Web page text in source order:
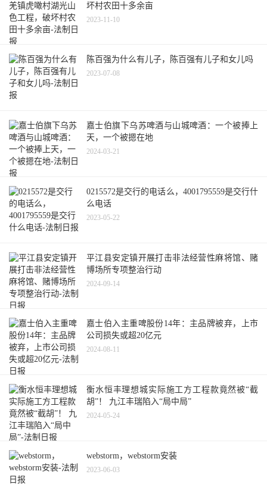
坏村农田十多余亩
2023-11-10
陈百强为什么有儿子，陈百强有儿子和女儿吗
2023-07-08
嘉士伯旗下乌苏啤酒与山城啤酒：一个被捧上
天，一个被摁在地
2024-03-21
0215572是交行的电话么，4001795559是交行什
么电话
2023-05-22
平江县安定镇开展打击非法经营性麻将馆、赌
博场所专项整治行动
2024-09-14
嘉士伯入主重啤股份14年：主品牌被弃，上市
公司损失或超20亿元
2024-08-11
衡水恒丰理想城实际施工方工程款竟然被“截
胡”！ 九江丰瑞陷入“局中局”
2024-05-24
webstorm，webstorm安装
2023-06-03